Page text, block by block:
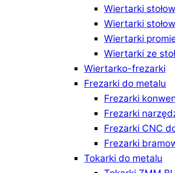
Wiertarki
Wiertarki
Wiertarki
Wiertarki ze
Wiertarko-frezarki
Frezarki do metalu
Frezarki
Frezarki
Frezarki CNC
Frezarki
Tokarki do metalu